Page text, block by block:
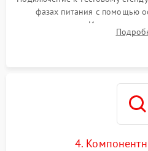
фазах питания с помощью
инициализации.
MATS
4.